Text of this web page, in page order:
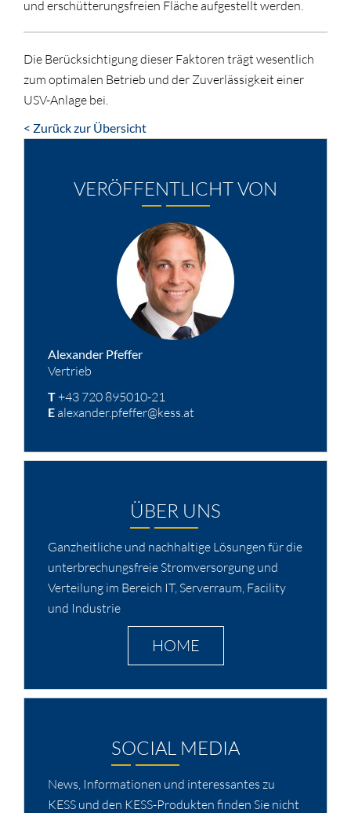
und erschütterungsfreien Fläche aufgestellt werden.
Die Berücksichtigung dieser Faktoren trägt wesentlich
zum optimalen Betrieb und der Zuverlässigkeit einer
USV-Anlage bei.
< Zurück zur Übersicht
VERÖFFENTLICHT VON
Alexander Pfeffer
Vertrieb
T+43 720 895010-21
Ealexander.pfeffer@kess.at
ÜBER UNS
Ganzheitliche und nachhaltige Lösungen für die
unterbrechungsfreie Stromversorgung und
Verteilung im Bereich IT, Serverraum, Facility
und Industrie
HOME
SOCIAL MEDIA
News, Informationen und interessantes zu
KESS und den KESS-Produkten finden Sie nicht